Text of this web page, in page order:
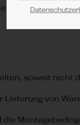
über Verträge
soweit
Lieferung von
die